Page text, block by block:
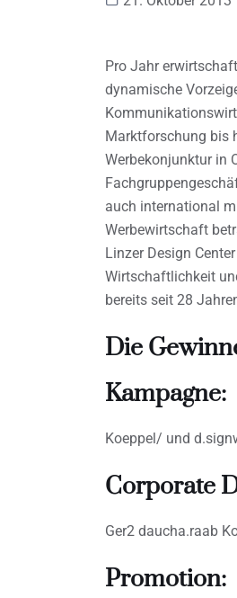
Pro Jahr
dynamische
Marktforschung bis
Werbekonjunktur in
auch international
Werbewirtschaft
Linzer Design
Wirtschaftlichkeit
bereits seit 28
Die
Kampagne:
Koeppel/ und
Corporate
Ger2 daucha.raab
Promotion: